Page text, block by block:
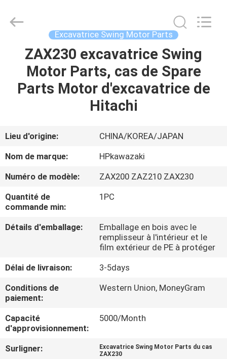
MAISON
PRODUITS
AU
DE
NOUS
VISITE
CONTRÔLE
DE
QUALITÉ
CONTACTEZ-
Parts
Excavatrice Swing Motor Parts
ZAX230 excavatrice Swing
Motor Parts, cas de Spare
Parts Motor d'excavatrice de
Hitachi
Lieu d'origine:
CHINA/KOREA/JAPAN
Nom de marque:
HPkawazaki
Numéro de modèle:
ZAX200 ZAZ210 ZAX230
Quantité de
commande min:
1PC
Détails d'emballage:
Emballage en bois avec le
remplisseur à l'intérieur et le
film extérieur de PE à protéger
Délai de livraison:
3-5days
Conditions de
paiement:
Western Union, MoneyGram
Capacité
d'approvisionnement:
5000/Month
Surligner:
Excavatrice Swing Motor Parts du cas
ZAX230